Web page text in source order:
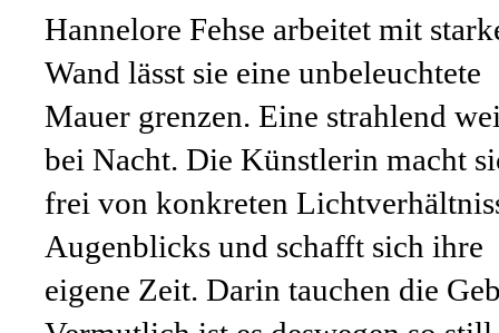
Hannelore Fehse arbeitet mit
Wand lässt sie eine unbeleuchtete
Mauer grenzen. Eine strahlend
bei Nacht. Die Künstlerin macht
frei von konkreten
Augenblicks und schafft sich ihre
eigene Zeit. Darin tauchen die